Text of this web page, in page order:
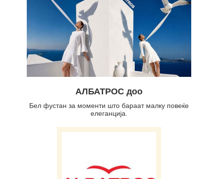
АЛБАТРОС доо
Бел фустан за моменти што бараат малку повеќе
елеганција.